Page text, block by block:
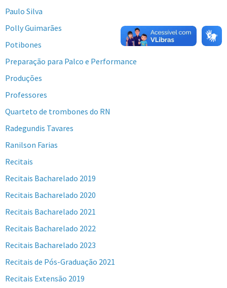
Paulo Silva
Polly Guimarães
Potibones
Preparação para Palco e Performance
Produções
Professores
Quarteto de trombones do RN
Radegundis Tavares
Ranilson Farias
Recitais
Recitais Bacharelado 2019
Recitais Bacharelado 2020
Recitais Bacharelado 2021
Recitais Bacharelado 2022
Recitais Bacharelado 2023
Recitais de Pós-Graduação 2021
Recitais Extensão 2019